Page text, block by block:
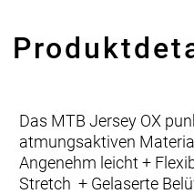
Das MTB Jersey OX
atmungsaktiven
Angenehm leicht +
Stretch + Gelaserte